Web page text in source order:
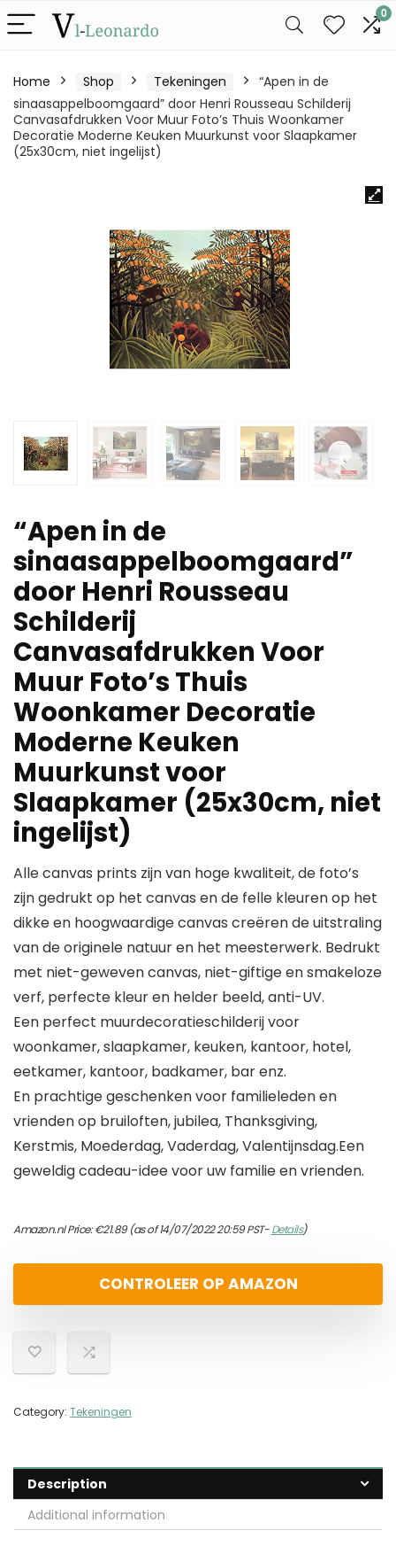
0
Home Shop Tekeningen
“Apen in de
sinaasappelboomgaard” door Henri Rousseau Schilderij
Canvasafdrukken Voor Muur Foto’s Thuis Woonkamer
Decoratie Moderne Keuken Muurkunst voor Slaapkamer
(25x30cm, niet ingelijst)
“Apen in de
sinaasappelboomgaard”
door Henri Rousseau
Schilderij
Canvasafdrukken Voor
Muur Foto’s Thuis
Woonkamer Decoratie
Moderne Keuken
Muurkunst voor
Slaapkamer (25x30cm, niet
ingelijst)
Alle canvas prints zijn van hoge kwaliteit, de foto’s
zijn gedrukt op het canvas en de felle kleuren op het
dikke en hoogwaardige canvas creëren de uitstraling
van de originele natuur en het meesterwerk. Bedrukt
met niet-geweven canvas, niet-giftige en smakeloze
verf, perfecte kleur en helder beeld, anti-UV.
Een perfect muurdecoratieschilderij voor
woonkamer, slaapkamer, keuken, kantoor, hotel,
eetkamer, kantoor, badkamer, bar enz.
En prachtige geschenken voor familieleden en
vrienden op bruiloften, jubilea, Thanksgiving,
Kerstmis, Moederdag, Vaderdag, Valentijnsdag.Een
geweldig cadeau-idee voor uw familie en vrienden.
Amazon.nl Price:€21.89(as of 14/07/2022 20:59 PST-Details)
CONTROLEER OP AMAZON
Category: Tekeningen
Description
Additional information